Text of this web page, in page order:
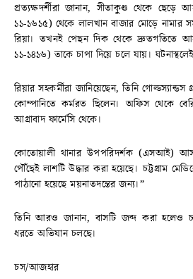
প্রত্যক্ষদর্শীরা জানান, সীতাকুণ্ড থেকে ছেড়ে
১১-১৬১৫) থেকে লালখান বাজার মোড়ে নামার
রিয়া। তখনই পেছন দিক থেকে দ্রুতগতিতে
১১-১৪১৬) তাকে চাপা দিয়ে চলে যায়।
রিয়ার সহকর্মীরা জানিয়েছেন, তিনি
কোম্পানিতে কর্মরত ছিলেন। অফিস থেকে
আগ্রাবাদ ফার্মেসি থেকে।
কোতোয়ালী থানার উপপরিদর্শক (এসআই)
পৌঁছেই লাশটি উদ্ধার করা হয়েছে। চট্টগ্রাম
পাঠানো হয়েছে ময়নাতদন্তের জন্য।”
তিনি আরও জানান, বাসটি জব্দ করা হলেও
ধরতে অভিযান চলছে।
চস/আজহার